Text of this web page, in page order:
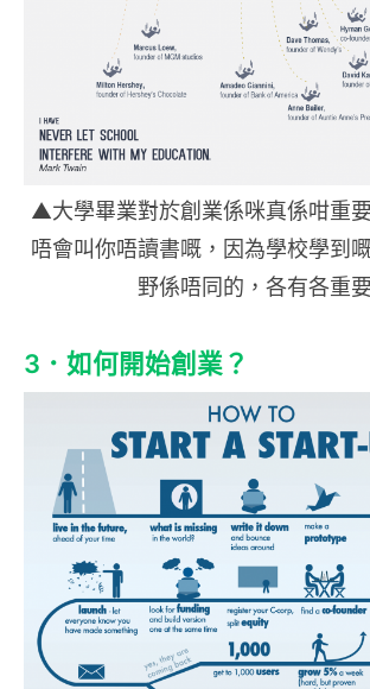
▲大學畢業對於創業係咪真係咁重
唔會叫你唔讀書嘅，因為學校學到
野係唔同的，各有各重
3．如何開始創業？